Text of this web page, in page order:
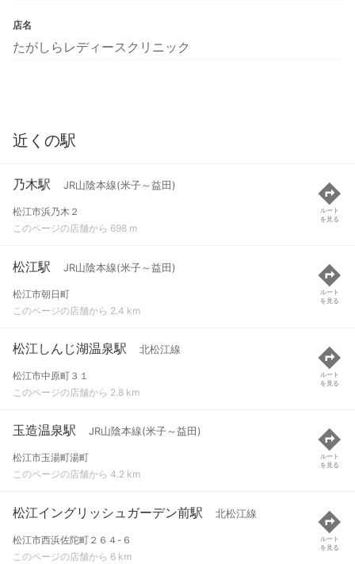
店名
たがしらレディースクリニック
近くの駅
乃木駅 JR山陰本線(米子～益田)
松江市浜乃木２
このページの店舗から 698 m
ルート
を見る
松江駅 JR山陰本線(米子～益田)
松江市朝日町
このページの店舗から 2.4 km
ルート
を見る
松江しんじ湖温泉駅 北松江線
松江市中原町３１
このページの店舗から 2.8 km
ルート
を見る
玉造温泉駅 JR山陰本線(米子～益田)
松江市玉湯町湯町
このページの店舗から 4.2 km
ルート
を見る
松江イングリッシュガーデン前駅 北松江線
松江市西浜佐陀町２６４-６
このページの店舗から 6 km
ルート
を見る